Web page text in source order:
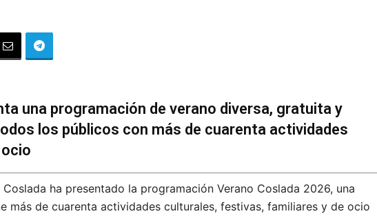
una programación de verano diversa, gratuita y
los públicos con más de cuarenta actividades
ha presentado la programación Verano Coslada 2026, una
más de cuarenta actividades culturales, festivas, familiares y de ocio